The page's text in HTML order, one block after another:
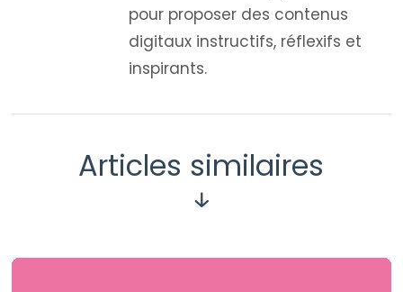
pour proposer des contenus
digitaux instructifs, réflexifs et
inspirants.
Articles similaires